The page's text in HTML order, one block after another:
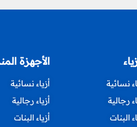
نسائية
رجالية
البنات
الأجهزة
أزياء نسائية
أزياء رجالية
أزياء البنات